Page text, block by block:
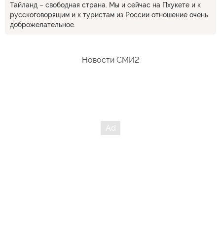
Тайланд – свободная страна. Мы и сейчас на Пхукете и к
русскоговорящим и к туристам из России отношение очень
доброжелательное.
Новости СМИ2